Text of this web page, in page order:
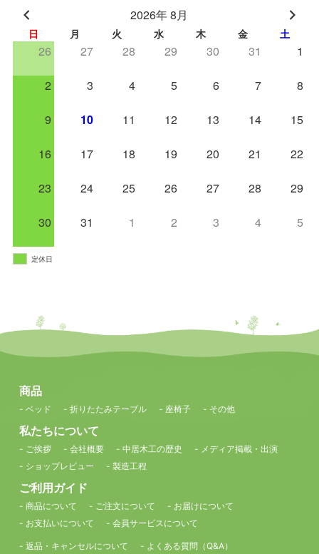
2026年 8月
日 月 火 水 木 金 土
26 27 28 29 30 31 1
2 3 4 5 6 7 8
9 10 11 12 13 14 15
16 17 18 19 20 21 22
23 24 25 26 27 28 29
30 31 1 2 3 4 5
定休日
商品
- ベッド - 折りたたみテーブル - 座椅子 - その他
私たちについて
- ご挨拶 - 会社概要 - 中居木工の歴史
- メディア掲載・出演
- ショップレビュー
- 製造工程
ご利用ガイド
- 商品について - ご注文について
- お届けについて
- お支払いについて
- 会員サービスについて
- 返品・キャンセルについて - よくある質問（Q&A）